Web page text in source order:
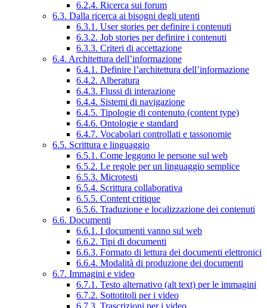
6.2.4. Ricerca sui forum
6.3. Dalla ricerca ai bisogni degli utenti
6.3.1. User stories per definire i contenuti
6.3.2. Job stories per definire i contenuti
6.3.3. Criteri di accettazione
6.4. Architettura dell’informazione
6.4.1. Definire l’architettura dell’informazione
6.4.2. Alberatura
6.4.3. Flussi di interazione
6.4.4. Sistemi di navigazione
6.4.5. Tipologie di contenuto (content type)
6.4.6. Ontologie e standard
6.4.7. Vocabolari controllati e tassonomie
6.5. Scrittura e linguaggio
6.5.1. Come leggono le persone sul web
6.5.2. Le regole per un linguaggio semplice
6.5.3. Microtesti
6.5.4. Scrittura collaborativa
6.5.5. Content critique
6.5.6. Traduzione e localizzazione dei contenuti
6.6. Documenti
6.6.1. I documenti vanno sul web
6.6.2. Tipi di documenti
6.6.3. Formato di lettura dei documenti elettronici
6.6.4. Modalità di produzione dei documenti
6.7. Immagini e video
6.7.1. Testo alternativo (alt text) per le immagini
6.7.2. Sottotitoli per i video
6.7.3. Trascrizioni per i video